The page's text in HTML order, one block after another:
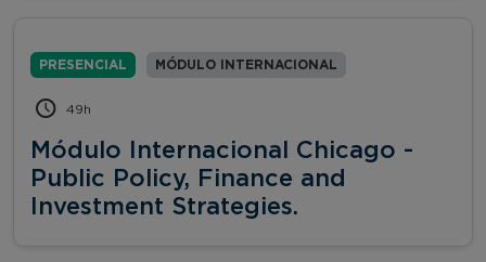
PRESENCIAL MÓDULO INTERNACIONAL
49h
Módulo Internacional Chicago -
Public Policy, Finance and
Investment Strategies.